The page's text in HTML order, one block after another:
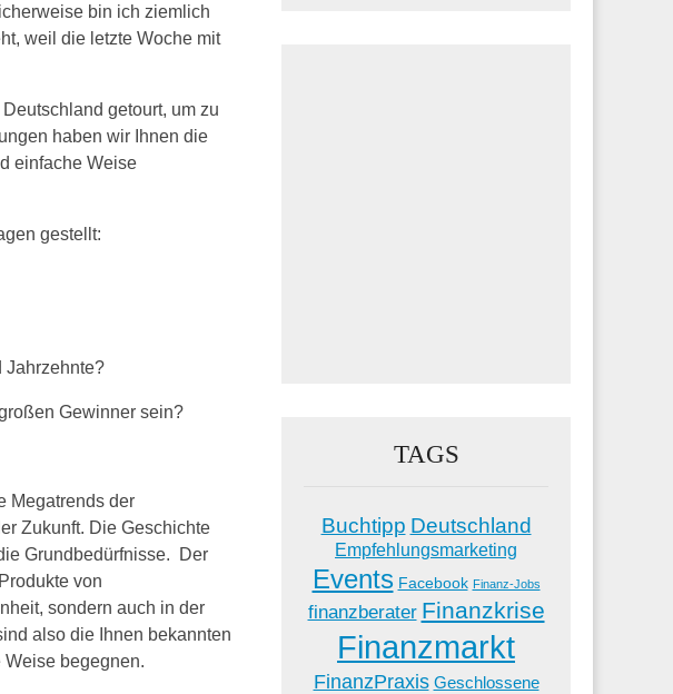
bin ich ziemlich
weil die letzte Woche mit
getourt, um zu
haben wir Ihnen die
einfache Weise
gestellt:
Jahrzehnte?
Gewinner sein?
Megatrends der
Zukunft. Die Geschichte
Grundbedürfnisse.
Der
von
sondern auch in der
also die Ihnen bekannten
begegnen.
TAGS
Buchtipp Deutschland
Empfehlungsmarketing
Events Facebook Finanz-Jobs
finanzberater Finanzkrise
Finanzmarkt
FinanzPraxis Geschlossene